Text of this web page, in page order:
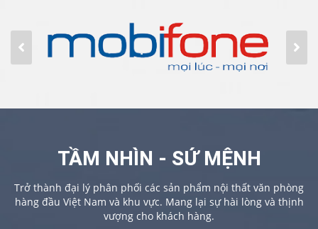
TẦM NHÌN - SỨ MỆNH
Trở thành đại lý phân phối các sản phẩm nội thất văn phòng
hàng đầu Việt Nam và khu vực. Mang lại sự hài lòng và thịnh
vượng cho khách hàng.